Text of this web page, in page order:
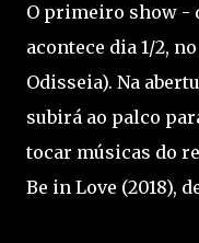
O primeiro show -
acontece dia 1/2,
Odisseia). Na
subirá ao palco
tocar músicas do
Be in Love (2018),